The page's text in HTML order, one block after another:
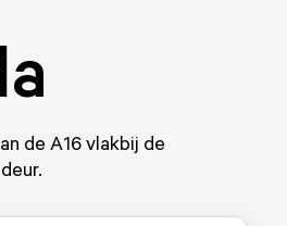
de A16 vlakbij de